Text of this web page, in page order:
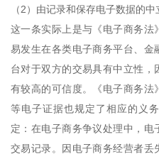
（2）由记录和保存电子数据的
这一条实际上是与《电子商务法
易发生在各类电子商务平台、
台对于双方的交易具有中立性
有较高的可信度。《电子商务法
等电子证据也规定了相应的义
定：在电子商务争议处理中，
交易记录。因电子商务经营者